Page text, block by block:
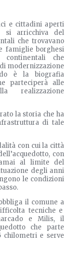
e cittadini aperti
si arricchiva del
che trovavano
famiglie borghesi
continentali che
modernizzazione
è la biografia
parteciperà alle
realizzazione
la storia che ha
di tale
con cui la città
con
al limite del
degli anni
le condizioni
il comune a
tecniche e
e Milis, il
che parte
chilometri e serve